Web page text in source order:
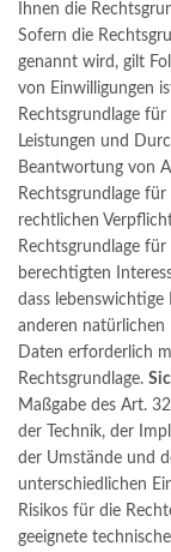
Ihnen die
Sofern die
genannt wird, gilt
von Einwilligungen
Rechtsgrundlage
Leistungen und
Beantwortung von
Rechtsgrundlage
rechtlichen
Rechtsgrundlage
berechtigten
dass lebenswichtige
anderen natürlichen
Daten erforderlich
Rechtsgrundlage.
Maßgabe des Art.
der Technik, der
der Umstände und
unterschiedlichen
Risikos für die
geeignete